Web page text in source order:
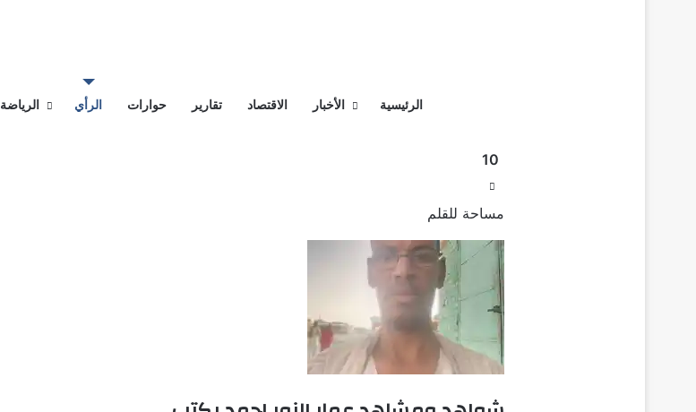
التالي الرئيسية الأخبار الاقتصاد تقارير حوارات الرأي الرياضة
10
مساحة للقلم